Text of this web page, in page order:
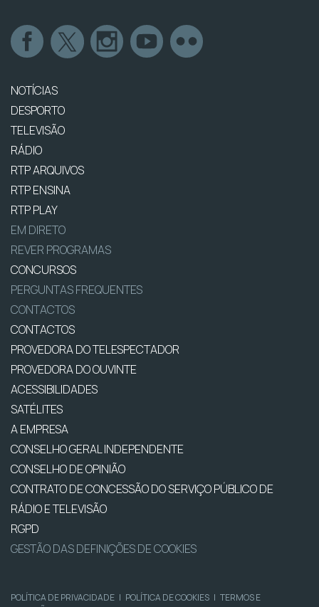
NOTÍCIAS
DESPORTO
TELEVISÃO
RÁDIO
RTP ARQUIVOS
RTP ENSINA
RTP PLAY
EM DIRETO
REVER PROGRAMAS
CONCURSOS
PERGUNTAS FREQUENTES
CONTACTOS
CONTACTOS
PROVEDORA DO TELESPECTADOR
PROVEDORA DO OUVINTE
ACESSIBILIDADES
SATÉLITES
A EMPRESA
CONSELHO GERAL INDEPENDENTE
CONSELHO DE OPINIÃO
CONTRATO DE CONCESSÃO DO SERVIÇO PÚBLICO DE
RÁDIO E TELEVISÃO
RGPD
GESTÃO DAS DEFINIÇÕES DE COOKIES
POLÍTICA DE PRIVACIDADE | POLÍTICA DE COOKIES | TERMOS E